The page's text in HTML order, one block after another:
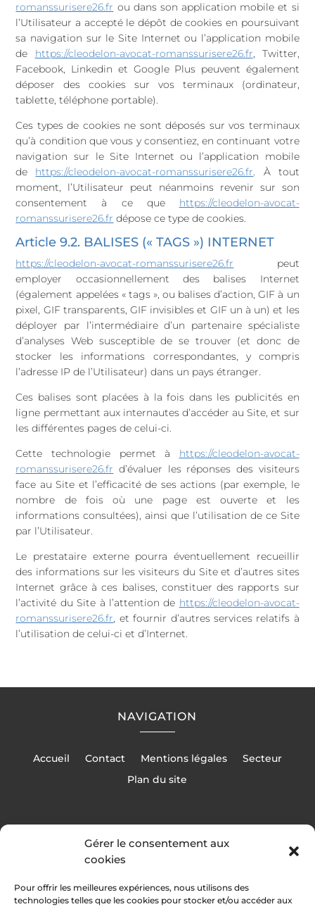
Gérer le consentement aux
cookies
Pour offrir les meilleures expériences, nous utilisons des
technologies telles que les cookies pour stocker et/ou accéder aux
romanssurisere26.fr ou dans son application mobile et si
l’Utilisateur a accepté le dépôt de cookies en poursuivant
sa navigation sur le Site Internet ou l’application mobile
de
https://cleodelon-avocat-romanssurisere26.fr, Twitter,
Facebook, Linkedin et Google Plus peuvent également
déposer des cookies sur vos terminaux (ordinateur,
tablette, téléphone portable).
Ces types de cookies ne sont déposés sur vos terminaux
qu’à condition que vous y consentiez, en continuant votre
navigation sur le Site Internet ou l’application mobile
de
https://cleodelon-avocat-romanssurisere26.fr. À tout
moment, l’Utilisateur peut néanmoins revenir sur son
consentement à ce que
https://cleodelon-avocat-
romanssurisere26.fr dépose ce type de cookies.
Article 9.2. BALISES (« TAGS ») INTERNET
https://cleodelon-avocat-romanssurisere26.fr
peut
employer occasionnellement des balises Internet
(également appelées « tags », ou balises d’action, GIF à un
pixel, GIF transparents, GIF invisibles et GIF un à un) et les
déployer par l’intermédiaire d’un partenaire spécialiste
d’analyses Web susceptible de se trouver (et donc de
stocker les informations correspondantes, y compris
l’adresse IP de l’Utilisateur) dans un pays étranger.
Ces balises sont placées à la fois dans les publicités en
ligne permettant aux internautes d’accéder au Site, et sur
les différentes pages de celui-ci.
Cette technologie permet à
https://cleodelon-avocat-
romanssurisere26.fr d’évaluer les réponses des visiteurs
face au Site et l’efficacité de ses actions (par exemple, le
nombre de fois où une page est ouverte et les
informations consultées), ainsi que l’utilisation de ce Site
par l’Utilisateur.
Le prestataire externe pourra éventuellement recueillir
des informations sur les visiteurs du Site et d’autres sites
Internet grâce à ces balises, constituer des rapports sur
l’activité du Site à l’attention de https://cleodelon-avocat-
romanssurisere26.fr, et fournir d’autres services relatifs à
l’utilisation de celui-ci et d’Internet.
NAVIGATION
Accueil Contact Mentions légales
Secteur
Plan du site
RÉALISATION